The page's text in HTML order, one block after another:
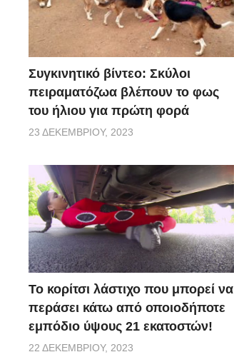
Συγκινητικό βίντεο: Σκύλοι
πειραματόζωα βλέπουν το φως
του ήλιου για πρώτη φορά
23 ΔΕΚΕΜΒΡΊΟΥ, 2023
Το κορίτσι λάστιχο που μπορεί να
περάσει κάτω από οποιοδήποτε
εμπόδιο ύψους 21 εκατοστών!
22 ΔΕΚΕΜΒΡΊΟΥ, 2023